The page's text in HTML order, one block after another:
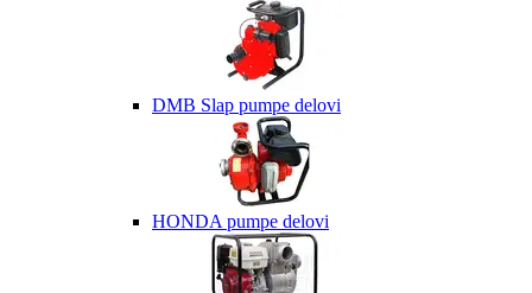
DMB Slap pumpe delovi
HONDA pumpe delovi